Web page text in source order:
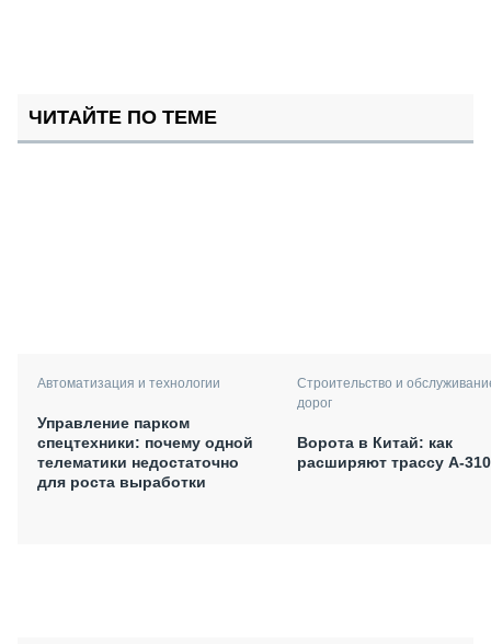
ЧИТАЙТЕ ПО ТЕМЕ
Автоматизация и технологии
Управление парком
спецтехники: почему одной
телематики недостаточно
для роста выработки
Строительство и
дорог
Ворота в Китай: как
расширяют трассу А-310